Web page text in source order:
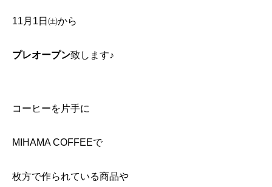
11月1日㈯から
プレオープン致します♪
コーヒーを片手に
MIHAMA COFFEEで
枚方で作られている商品や